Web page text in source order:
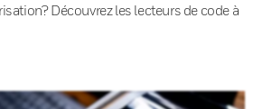
Découvrez les lecteurs de code à